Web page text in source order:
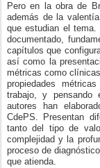
Pero en la obra de
además de la
que estudian el
documentado,
capítulos que
así como la
métricas como
propiedades
trabajo, y pensando
autores han
CdePS. Presentan
tanto del tipo de
complejidad y la
proceso de
que atienda.